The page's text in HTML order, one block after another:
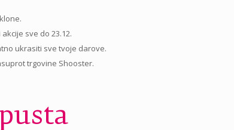
sve do 23.12.
ukrasiti sve tvoje darove.
trgovine Shooster.